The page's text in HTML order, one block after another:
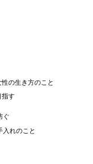
の生き方のこと
指す
ぐ
入れのこと